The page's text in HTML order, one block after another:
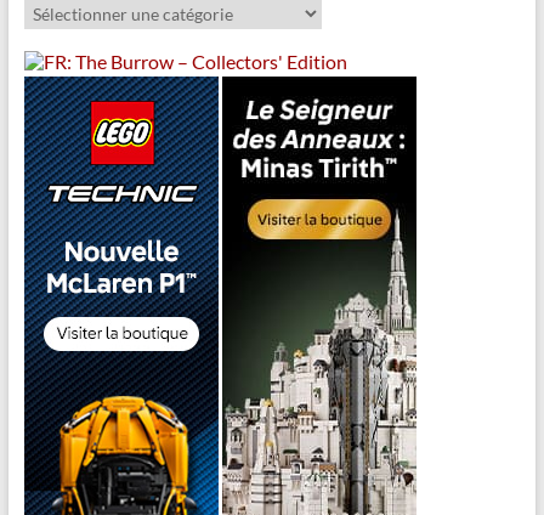
Catégories